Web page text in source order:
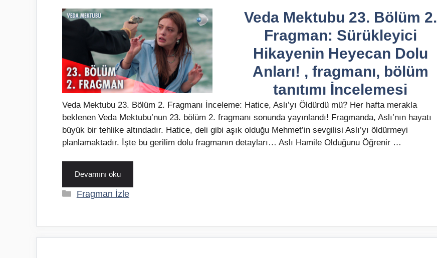
Veda Mektubu 23. Bölüm 2.
Fragman: Sürükleyici
Hikayenin Heyecan Dolu
Anları! , fragmanı, bölüm
tanıtımı İncelemesi
Veda Mektubu 23. Bölüm 2. Fragmanı İnceleme: Hatice, Aslı’yı Öldürdü mü? Her hafta merakla
beklenen Veda Mektubu’nun 23. bölüm 2. fragmanı sonunda yayınlandı! Fragmanda, Aslı’nın hayatı
büyük bir tehlike altındadır. Hatice, deli gibi aşık olduğu Mehmet’in sevgilisi Aslı’yı öldürmeyi
planlamaktadır. İşte bu gerilim dolu fragmanın detayları… Aslı Hamile Olduğunu Öğrenir …
Devamını oku
Kategoriler
Fragman İzle